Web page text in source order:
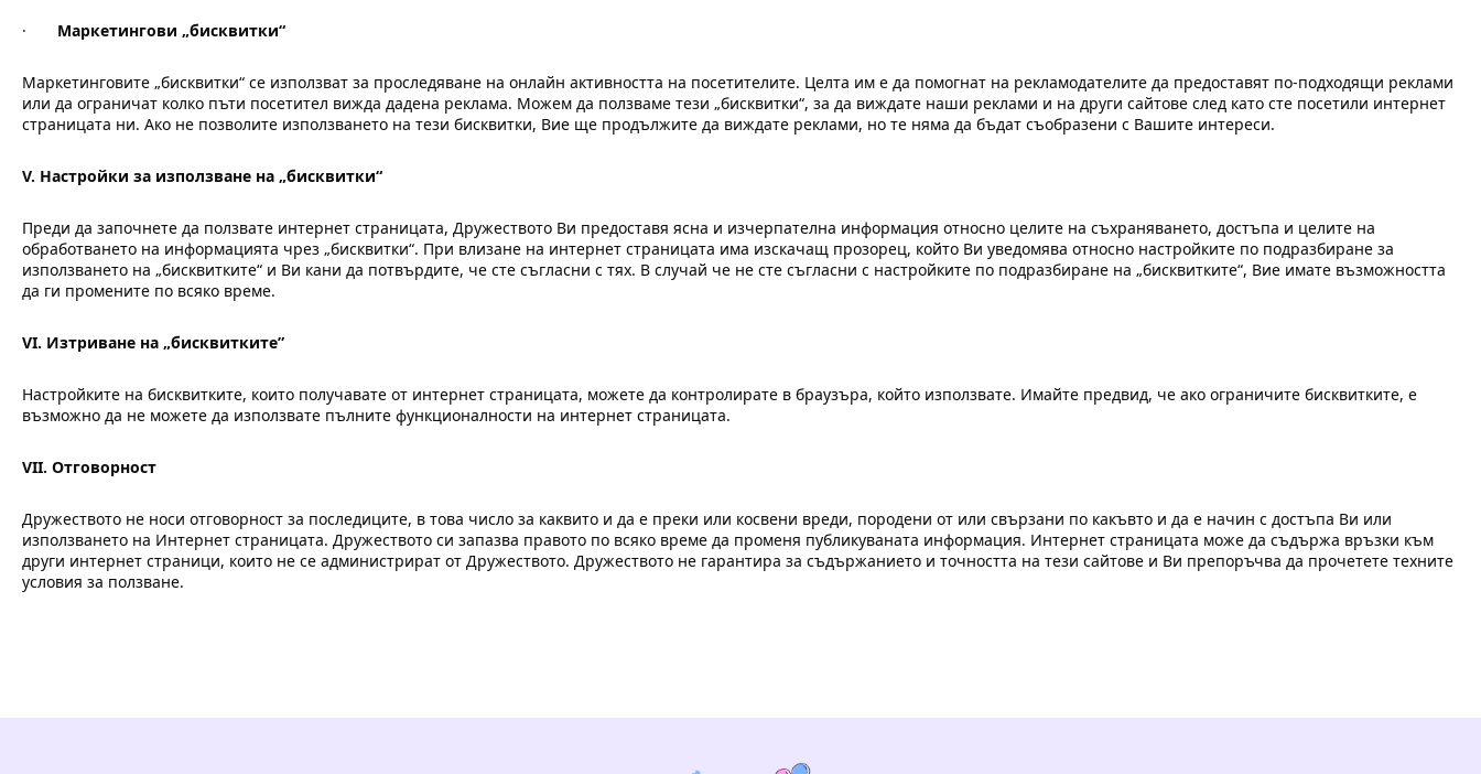
· Маркетингови „бисквитки“
Маркетинговите „бисквитки“ се използват за проследяване на онлайн активността на посетителите. Целта им е да помогнат на рекламодателите да предоставят по-подходящи реклами
или да ограничат колко пъти посетител вижда дадена реклама. Можем да ползваме тези „бисквитки“, за да виждате наши реклами и на други сайтове след като сте посетили интернет
страницата ни. Ако не позволите използването на тези бисквитки, Вие ще продължите да виждате реклами, но те няма да бъдат съобразени с Вашите интереси.
V. Настройки за използване на „бисквитки“
Преди да започнете да ползвате интернет страницата, Дружеството Ви предоставя ясна и изчерпателна информация относно целите на съхраняването, достъпа и целите на
обработването на информацията чрез „бисквитки“. При влизане на интернет страницата има изскачащ прозорец, който Ви уведомява относно настройките по подразбиране за
използването на „бисквитките“ и Ви кани да потвърдите, че сте съгласни с тях. В случай че не сте съгласни с настройките по подразбиране на „бисквитките“, Вие имате възможността
да ги промените по всяко време.
VI. Изтриване на „бисквитките”
Настройките на бисквитките, които получавате от интернет страницата, можете да контролирате в браузъра, който използвате. Имайте предвид, че ако ограничите бисквитките, е
възможно да не можете да използвате пълните функционалности на интернет страницата.
VII. Отговорност
Дружеството не носи отговорност за последиците, в това число за каквито и да е преки или косвени вреди, породени от или свързани по какъвто и да е начин с достъпа Ви или
използването на Интернет страницата. Дружеството си запазва правото по всяко време да променя публикуваната информация. Интернет страницата може да съдържа връзки към
други интернет страници, които не се администрират от Дружеството. Дружеството не гарантира за съдържанието и точността на тези сайтове и Ви препоръчва да прочетете техните
условия за ползване.